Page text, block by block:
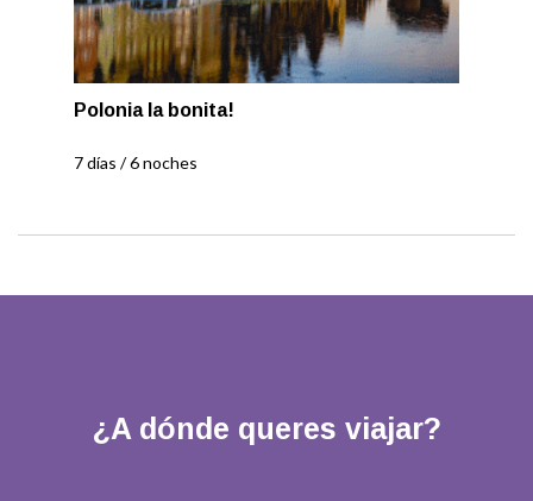
Polonia la bonita!
7 días / 6 noches
¿A dónde queres viajar?